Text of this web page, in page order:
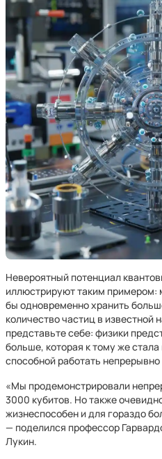
Невероятный потенциал
иллюстрируют таким примером:
бы одновременно хранить
количество частиц в известной
представьте себе: физики
больше, которая к тому же
способной работать непрерывно
«Мы продемонстрировали
3000 кубитов. Но также
жизнеспособен и для гораздо
— поделился профессор
Лукин.